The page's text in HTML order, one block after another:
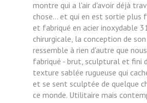
montre qui a l'air d'avoir déjà
chose... et qui en est sortie plus
et fabriqué en acier inoxydable
chirurgicale, la conception de
ressemble à rien d'autre que
fabriqué - brut, sculptural et fini
texture sablée rugueuse qui
et se sent sculptée de quelque
ce monde. Utilitaire mais